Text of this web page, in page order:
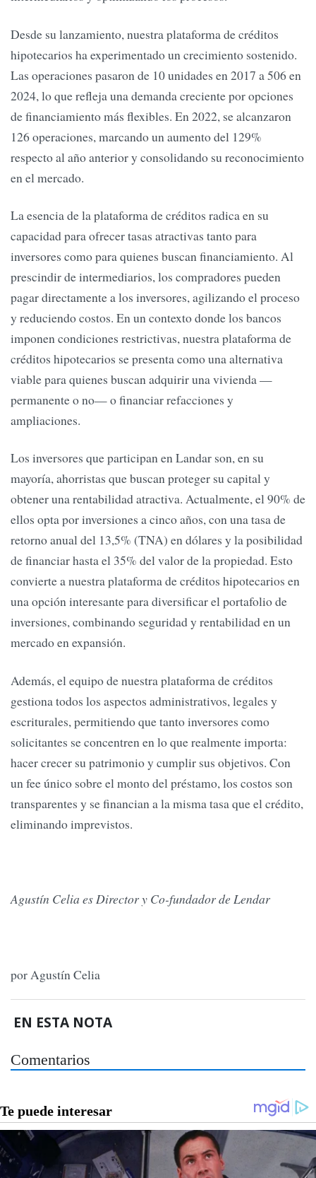
Desde su lanzamiento, nuestra plataforma de créditos
hipotecarios ha experimentado un crecimiento sostenido.
Las operaciones pasaron de 10 unidades en 2017 a 506 en
2024, lo que refleja una demanda creciente por opciones
de financiamiento más flexibles. En 2022, se alcanzaron
126 operaciones, marcando un aumento del 129%
respecto al año anterior y consolidando su reconocimiento
en el mercado.
La esencia de la plataforma de créditos radica en su
capacidad para ofrecer tasas atractivas tanto para
inversores como para quienes buscan financiamiento. Al
prescindir de intermediarios, los compradores pueden
pagar directamente a los inversores, agilizando el proceso
y reduciendo costos. En un contexto donde los bancos
imponen condiciones restrictivas, nuestra plataforma de
créditos hipotecarios se presenta como una alternativa
viable para quienes buscan adquirir una vivienda —
permanente o no— o financiar refacciones y
ampliaciones.
Los inversores que participan en Landar son, en su
mayoría, ahorristas que buscan proteger su capital y
obtener una rentabilidad atractiva. Actualmente, el 90% de
ellos opta por inversiones a cinco años, con una tasa de
retorno anual del 13,5% (TNA) en dólares y la posibilidad
de financiar hasta el 35% del valor de la propiedad. Esto
convierte a nuestra plataforma de créditos hipotecarios en
una opción interesante para diversificar el portafolio de
inversiones, combinando seguridad y rentabilidad en un
mercado en expansión.
Además, el equipo de nuestra plataforma de créditos
gestiona todos los aspectos administrativos, legales y
escriturales, permitiendo que tanto inversores como
solicitantes se concentren en lo que realmente importa:
hacer crecer su patrimonio y cumplir sus objetivos. Con
un fee único sobre el monto del préstamo, los costos son
transparentes y se financian a la misma tasa que el crédito,
eliminando imprevistos.
Agustín Celia es Director y Co-fundador de Lendar
por Agustín Celia
EN ESTA NOTA
Comentarios